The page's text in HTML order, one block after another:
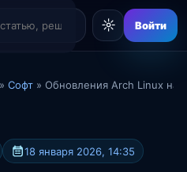
☼ Войти
» Софт » Обновления Arch Linux на
18 января 2026, 14:35